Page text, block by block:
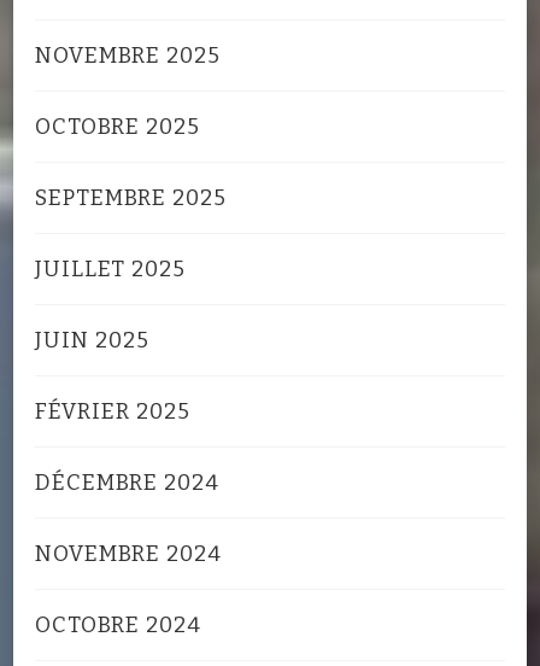
NOVEMBRE 2025
OCTOBRE 2025
SEPTEMBRE 2025
JUILLET 2025
JUIN 2025
FÉVRIER 2025
DÉCEMBRE 2024
NOVEMBRE 2024
OCTOBRE 2024